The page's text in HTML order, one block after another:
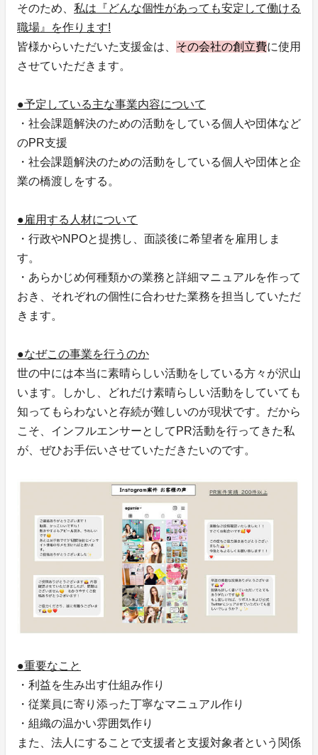
そのため、 私は『どんな個性があっても安定して働ける
職場』を作ります!
皆様からいただいた支援金は、 その会社の創立費に使用
させていただきます。
●予定している主な事業内容について
・社会課題解決のための活動をしている個人や団体など
のPR支援
・社会課題解決のための活動をしている個人や団体と企
業の橋渡しをする。
●雇用する人材について
・行政やNPOと提携し、面談後に希望者を雇用しま
す。
・あらかじめ何種類かの業務と詳細マニュアルを作って
おき、それぞれの個性に合わせた業務を担当していただ
きます。
●なぜこの事業を行うのか
世の中には本当に素晴らしい活動をしている方々が沢山
います。しかし、どれだけ素晴らしい活動をしていても
知ってもらわないと存続が難しいのが現状です。だから
こそ、インフルエンサーとしてPR活動を行ってきた私
が、ぜひお手伝いさせていただきたいのです。
●重要なこと
・利益を生み出す仕組み作り
・従業員に寄り添った丁寧なマニュアル作り
・組織の温かい雰囲気作り
また、法人にすることで支援者と支援対象者という関係